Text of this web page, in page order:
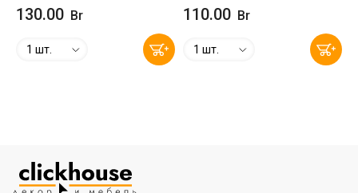
130.00 Br
1 шт.
110.00 Br
1 шт.